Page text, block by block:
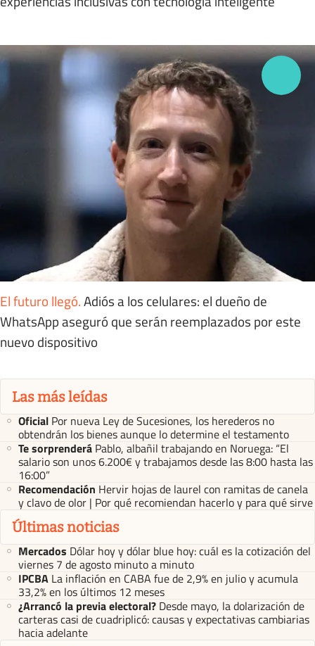
El futuro llegó.Adiós a los celulares: el dueño de
WhatsApp aseguró que serán reemplazados por este
nuevo dispositivo
Las más leídas
Oficial Por nueva Ley de Sucesiones, los herederos no
obtendrán los bienes aunque lo determine el testamento
Te sorprenderá Pablo, albañil trabajando en Noruega: “El
salario son unos 6.200€ y trabajamos desde las 8:00 hasta las
16:00”
Recomendación Hervir hojas de laurel con ramitas de canela
y clavo de olor | Por qué recomiendan hacerlo y para qué sirve
Últimas noticias
Mercados Dólar hoy y dólar blue hoy: cuál es la cotización del
viernes 7 de agosto minuto a minuto
IPCBA La inflación en CABA fue de 2,9% en julio y acumula
33,2% en los últimos 12 meses
¿Arrancó la previa electoral? Desde mayo, la dolarización de
carteras casi de cuadriplicó: causas y expectativas cambiarias
hacia adelante